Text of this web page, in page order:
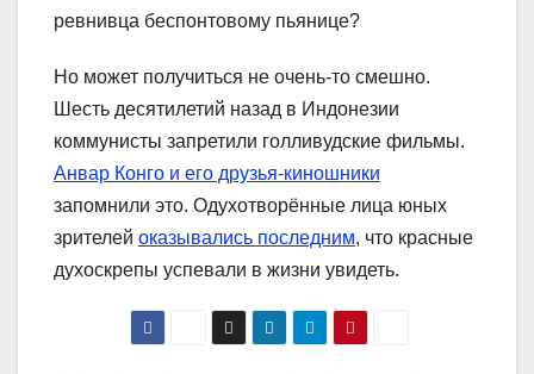
ревнивца беспонтовому пьянице?
Но может получиться не очень-то смешно.
Шесть десятилетий назад в Индонезии
коммунисты запретили голливудские фильмы.
Анвар Конго и его друзья-киношники
запомнили это. Одухотворённые лица юных
зрителей оказывались последним, что красные
духоскрепы успевали в жизни увидеть.